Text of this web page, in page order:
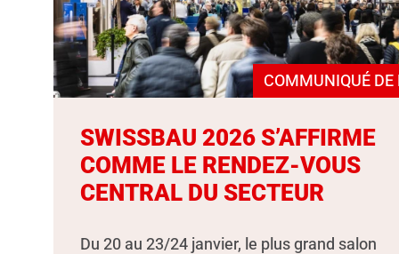
COMMUNIQUÉ DE
SWISSBAU 2026 S’AFFIRME
COMME LE RENDEZ-VOUS
CENTRAL DU SECTEUR
Du 20 au 23/24 janvier, le plus grand salon